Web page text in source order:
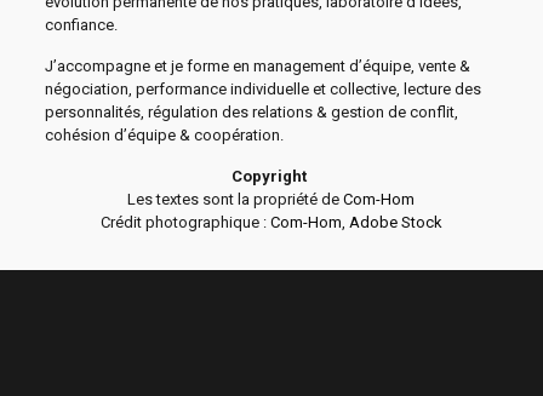
confiance.
J’accompagne et je forme en management d’équipe, vente &
négociation, performance individuelle et collective, lecture des
personnalités, régulation des relations & gestion de conflit,
cohésion d’équipe & coopération.
Copyright
Les textes sont la propriété deCom-Hom
Crédit photographique : Com-Hom, Adobe Stock